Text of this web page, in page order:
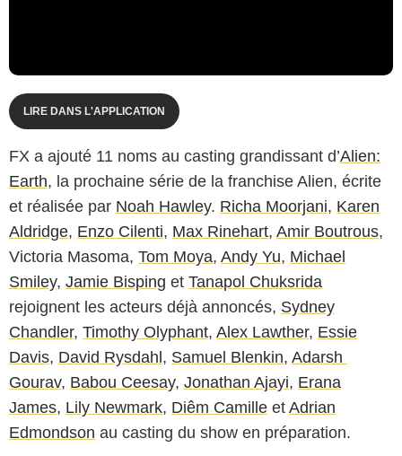
LIRE DANS L'APPLICATION
FX a ajouté 11 noms au casting grandissant d’Alien:
Earth, la prochaine série de la franchise Alien, écrite
et réalisée par Noah Hawley. Richa Moorjani, Karen
Aldridge, Enzo Cilenti, Max Rinehart, Amir Boutrous,
Victoria Masoma, Tom Moya, Andy Yu, Michael
Smiley, Jamie Bisping et Tanapol Chuksrida
rejoignent les acteurs déjà annoncés, Sydney
Chandler, Timothy Olyphant, Alex Lawther, Essie
Davis, David Rysdahl, Samuel Blenkin, Adarsh ​​
Gourav, Babou Ceesay, Jonathan Ajayi, Erana
James, Lily Newmark, Diêm Camille et Adrian
Edmondson au casting du show en préparation.